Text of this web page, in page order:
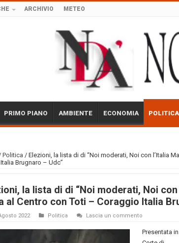
ARCHIVIO METEO
PRIMO PIANO AMBIENTE ECONOMIA POLITICA
Politica / Elezioni, la lista di di “Noi moderati, Noi con l’Italia
Brugnaro – Udc”
la lista di di “Noi moderati, Noi
al Centro con Toti – Coraggio Italia
2022 Politica Lascia un commento
Presentata in